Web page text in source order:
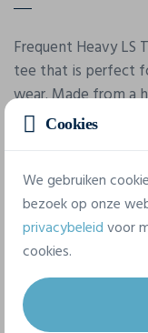
Frequent Heavy LS
tee that is perfect
wear. Made from a
with a relaxed fit,
organic cotton
Eigenschappen
Merk
Cookies
We gebruiken
bezoek op onze
privacybeleidvoor
cookies.